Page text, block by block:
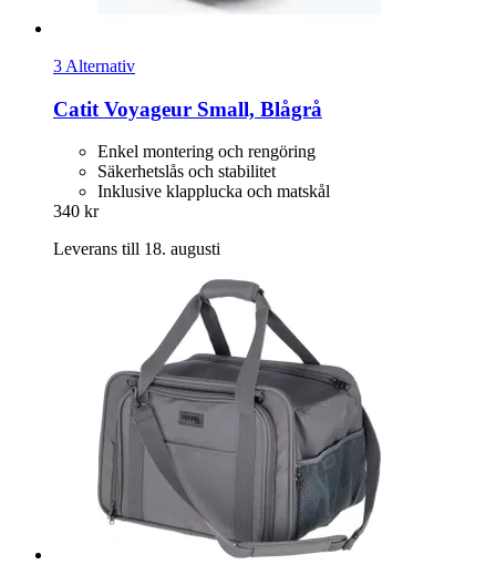
3 Alternativ
Catit Voyageur Small, Blågrå
Enkel montering och rengöring
Säkerhetslås och stabilitet
Inklusive klapplucka och matskål
340 kr
Leverans till 18. augusti